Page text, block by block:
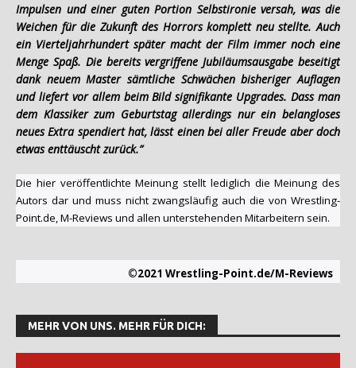
Impulsen und einer guten Portion Selbstironie versah, was die
Weichen für die Zukunft des Horrors komplett neu stellte. Auch
ein Vierteljahrhundert später macht der Film immer noch eine
Menge Spaß. Die bereits vergriffene Jubiläumsausgabe beseitigt
dank neuem Master sämtliche Schwächen bisheriger Auflagen
und liefert vor allem beim Bild signifikante Upgrades. Dass man
dem Klassiker zum Geburtstag allerdings nur ein belangloses
neues Extra spendiert hat, lässt einen bei aller Freude aber doch
etwas enttäuscht zurück.”
Die hier veröffentlichte Meinung stellt lediglich die Meinung des
Autors dar und muss nicht zwangsläufig auch die von Wrestling-
Point.de, M-Reviews und allen unterstehenden Mitarbeitern sein.
©2021 Wrestling-Point.de/M-Reviews
MEHR VON UNS. MEHR FÜR DICH: